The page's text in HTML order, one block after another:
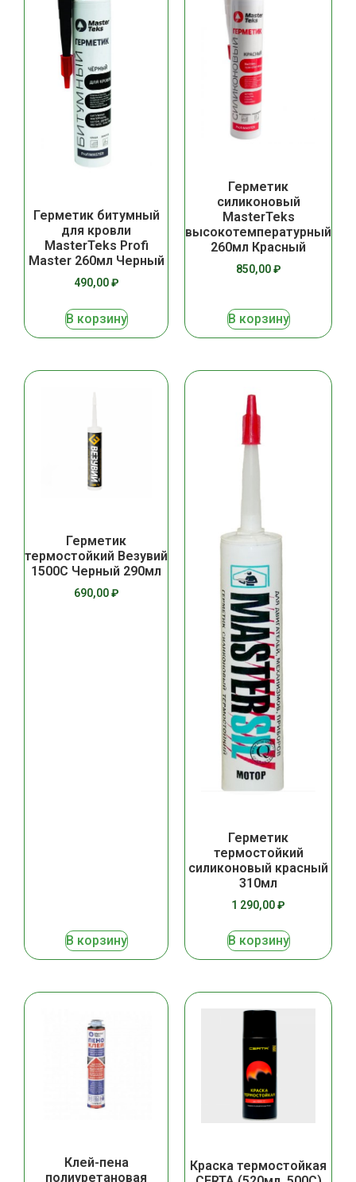
Герметик битумный
для кровли
MasterTeks Profi
Master 260мл Черный
490,00₽
В корзину
Герметик
силиконовый
MasterTeks
высокотемпературный
260мл Красный
850,00₽
В корзину
Герметик
термостойкий Везувий
1500С Черный 290мл
690,00₽
В корзину
Герметик
термостойкий
силиконовый красный
310мл
1 290,00₽
В корзину
Клей-пена
полиуретановая
Краска термостойкая